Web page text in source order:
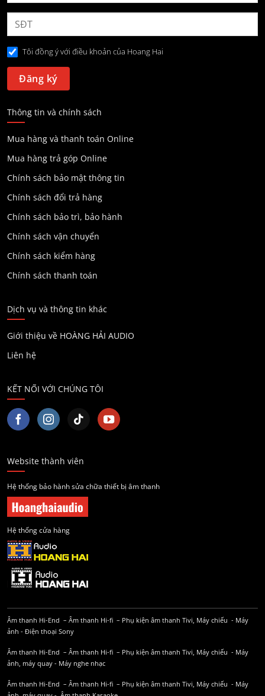
Tôi đồng ý với điều khoản của Hoang Hai
Thông tin và chính sách
Mua hàng và thanh toán Online
Mua hàng trả góp Online
Chính sách bảo mật thông tin
Chính sách đổi trả hàng
Chính sách bảo trì, bảo hành
Chính sách vận chuyển
Chính sách kiểm hàng
Chính sách thanh toán
Dịch vụ và thông tin khác
Giới thiệu về HOÀNG HẢI AUDIO
Liên hệ
KẾT NỐI VỚI CHÚNG TÔI
Website thành viên
Hệ thống bảo hành sửa chữa thiết bị âm thanh
Hệ thống cửa hàng
Âm thanh Hi-End – Âm thanh Hi-fi – Phụ kiện âm thanh Tivi, Máy chiếu - Máy
ảnh - Điện thoại Sony
Âm thanh Hi-End – Âm thanh Hi-fi – Phụ kiện âm thanh Tivi, Máy chiếu - Máy
ảnh, máy quay - Máy nghe nhạc
Âm thanh Hi-End – Âm thanh Hi-fi – Phụ kiện âm thanh Tivi, Máy chiếu - Máy